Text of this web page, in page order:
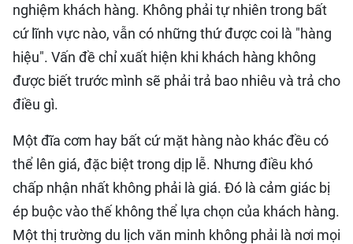
nghiệm khách hàng. Không phải tự nhiên trong bất
cứ lĩnh vực nào, vẫn có những thứ được coi là "hàng
hiệu". Vấn đề chỉ xuất hiện khi khách hàng không
được biết trước mình sẽ phải trả bao nhiêu và trả cho
điều gì.
Một đĩa cơm hay bất cứ mặt hàng nào khác đều có
thể lên giá, đặc biệt trong dịp lễ. Nhưng điều khó
chấp nhận nhất không phải là giá. Đó là cảm giác bị
ép buộc vào thế không thể lựa chọn của khách hàng.
Một thị trường du lịch văn minh không phải là nơi mọi